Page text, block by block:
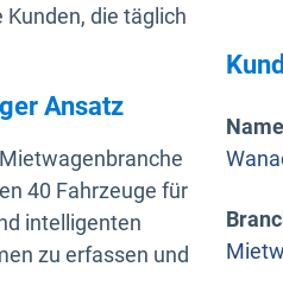
die täglich
Ansatz
40 Fahrzeuge für
intelligenten
zu erfassen und